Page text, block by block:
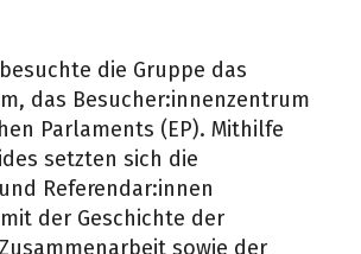
die Gruppe das
das Besucher:innenzentrum
Parlaments (EP). Mithilfe
setzten sich die
Referendar:innen
der Geschichte der
sowie der